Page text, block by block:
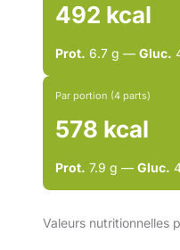
492 kcal
Prot. 6.7 g — Gluc.
Par portion (4 parts)
578 kcal
Prot. 7.9 g — Gluc.
Valeurs nutritionnelles